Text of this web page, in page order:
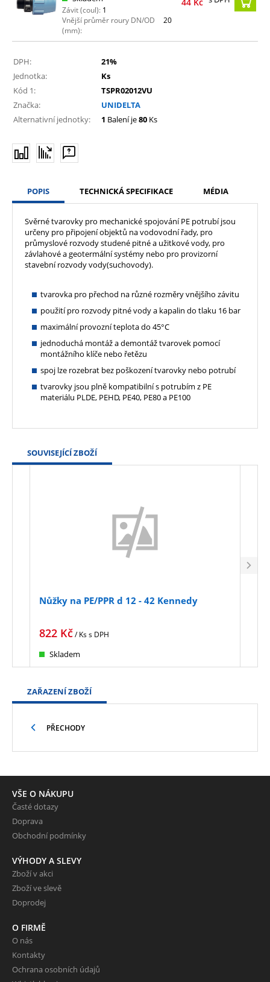
Závit (coul): 1
Vnější průměr roury DN/OD
(mm):
20
DPH:
21%
Jednotka:
Ks
Kód 1:
TSPR02012VU
Značka:
UNIDELTA
Alternativní jednotky:
1 Balení je80 Ks
POPIS TECHNICKÁ SPECIFIKACE MÉDIA
Svěrné tvarovky pro mechanické spojování PE potrubí jsou
určeny pro připojení objektů na vodovodní řady, pro
průmyslové rozvody studené pitné a užitkové vody, pro
závlahové a geotermální systémy nebo pro provizorní
stavební rozvody vody(suchovody).
tvarovka pro přechod na různé rozměry vnějšího závitu
použití pro rozvody pitné vody a kapalin do tlaku 16 bar
maximální provozní teplota do 45°C
jednoduchá montáž a demontáž tvarovek pomocí
montážního klíče nebo řetězu
spoj lze rozebrat bez poškození tvarovky nebo potrubí
tvarovky jsou plně kompatibilní s potrubím z PE
materiálu PLDE, PEHD, PE40, PE80 a PE100
SOUVISEJÍCÍ ZBOŽÍ
Nůžky na PE/PPR d 12 - 42 Kennedy
822 Kč/ Kss DPH
Skladem
ZAŘAZENÍ ZBOŽÍ
PŘECHODY
VŠE O NÁKUPU
Časté dotazy
Doprava
Obchodní podmínky
VÝHODY A SLEVY
Zboží v akci
Zboží ve slevě
Doprodej
O FIRMĚ
O nás
Kontakty
Ochrana osobních údajů